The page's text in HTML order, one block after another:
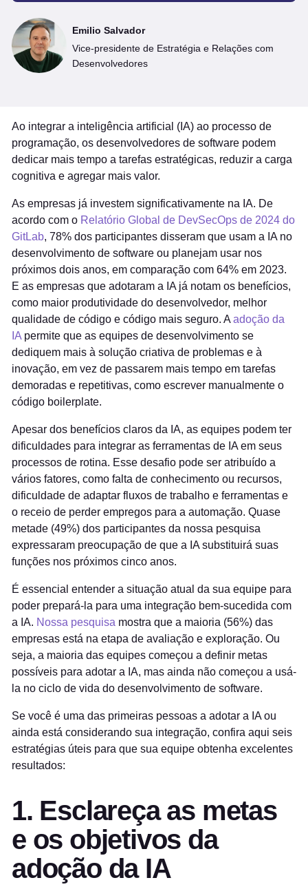
Emilio Salvador
Vice-presidente de Estratégia e Relações com
Desenvolvedores
Ao integrar a inteligência artificial (IA) ao processo de
programação, os desenvolvedores de software podem
dedicar mais tempo a tarefas estratégicas, reduzir a carga
cognitiva e agregar mais valor.
As empresas já investem significativamente na IA. De
acordo com o Relatório Global de DevSecOps de 2024 do
GitLab, 78% dos participantes disseram que usam a IA no
desenvolvimento de software ou planejam usar nos
próximos dois anos, em comparação com 64% em 2023.
E as empresas que adotaram a IA já notam os benefícios,
como maior produtividade do desenvolvedor, melhor
qualidade de código e código mais seguro. Aadoção da
IA permite que as equipes de desenvolvimento se
dediquem mais à solução criativa de problemas e à
inovação, em vez de passarem mais tempo em tarefas
demoradas e repetitivas, como escrever manualmente o
código boilerplate.
Apesar dos benefícios claros da IA, as equipes podem ter
dificuldades para integrar as ferramentas de IA em seus
processos de rotina. Esse desafio pode ser atribuído a
vários fatores, como falta de conhecimento ou recursos,
dificuldade de adaptar fluxos de trabalho e ferramentas e
o receio de perder empregos para a automação. Quase
metade (49%) dos participantes da nossa pesquisa
expressaram preocupação de que a IA substituirá suas
funções nos próximos cinco anos.
É essencial entender a situação atual da sua equipe para
poder prepará-la para uma integração bem-sucedida com
a IA. Nossa pesquisa mostra que a maioria (56%) das
empresas está na etapa de avaliação e exploração. Ou
seja, a maioria das equipes começou a definir metas
possíveis para adotar a IA, mas ainda não começou a usá-
la no ciclo de vida do desenvolvimento de software.
Se você é uma das primeiras pessoas a adotar a IA ou
ainda está considerando sua integração, confira aqui seis
estratégias úteis para que sua equipe obtenha excelentes
resultados:
1. Esclareça as metas
e os objetivos da
adoção da IA